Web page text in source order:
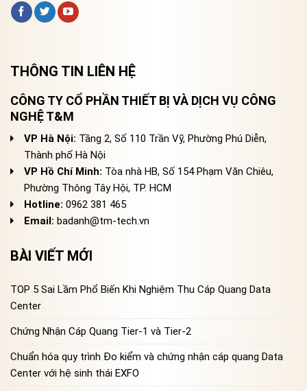
THÔNG TIN LIÊN HỆ
CÔNG TY CỔ PHẦN THIẾT BỊ VÀ DỊCH VỤ CÔNG
NGHỆ T&M
VP Hà Nội: Tầng 2, Số 110 Trần Vỹ, Phường Phú Diễn,
Thành phố Hà Nội
VP Hồ Chí Minh: Tòa nhà HB, Số 154 Phạm Văn Chiêu,
Phường Thông Tây Hội, TP. HCM
Hotline: 0962 381 465
Email: badanh@tm-tech.vn
BÀI VIẾT MỚI
TOP 5 Sai Lầm Phổ Biến Khi Nghiệm Thu Cáp Quang Data
Center
Chứng Nhận Cáp Quang Tier-1 và Tier-2
Chuẩn hóa quy trình Đo kiểm và chứng nhận cáp quang Data
Center với hệ sinh thái EXFO